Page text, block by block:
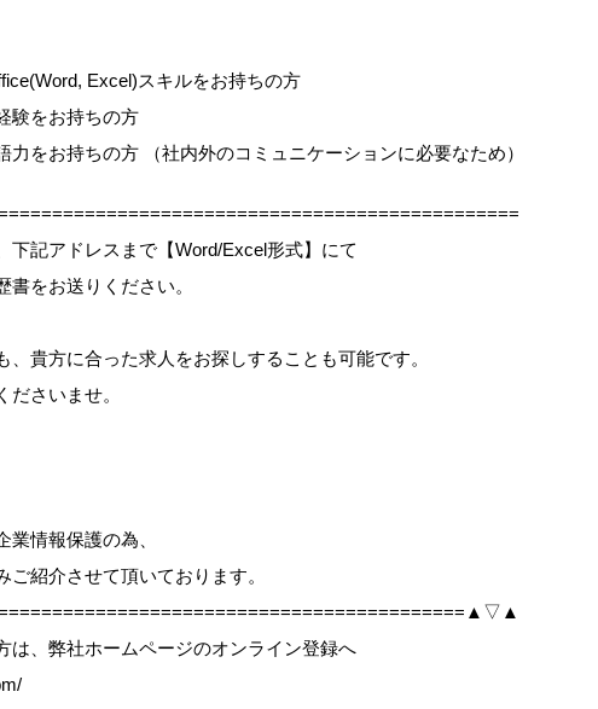
Excel)スキルをお持ちの方
験をお持ちの方
力をお持ちの方 （社内外のコミュニケーションに必要なため）
下記アドレスまで【Word/Excel形式】にて
書をお送りください。
、貴方に合った求人をお探しすることも可能です。
ださいませ。
情報保護の為、
ご紹介させて頂いております。
は、弊社ホームページのオンライン登録へ